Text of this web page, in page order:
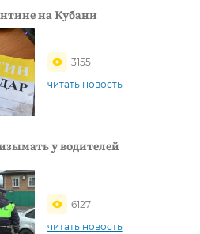
на Кубани
3155
читать новость
у водителей
6127
читать новость